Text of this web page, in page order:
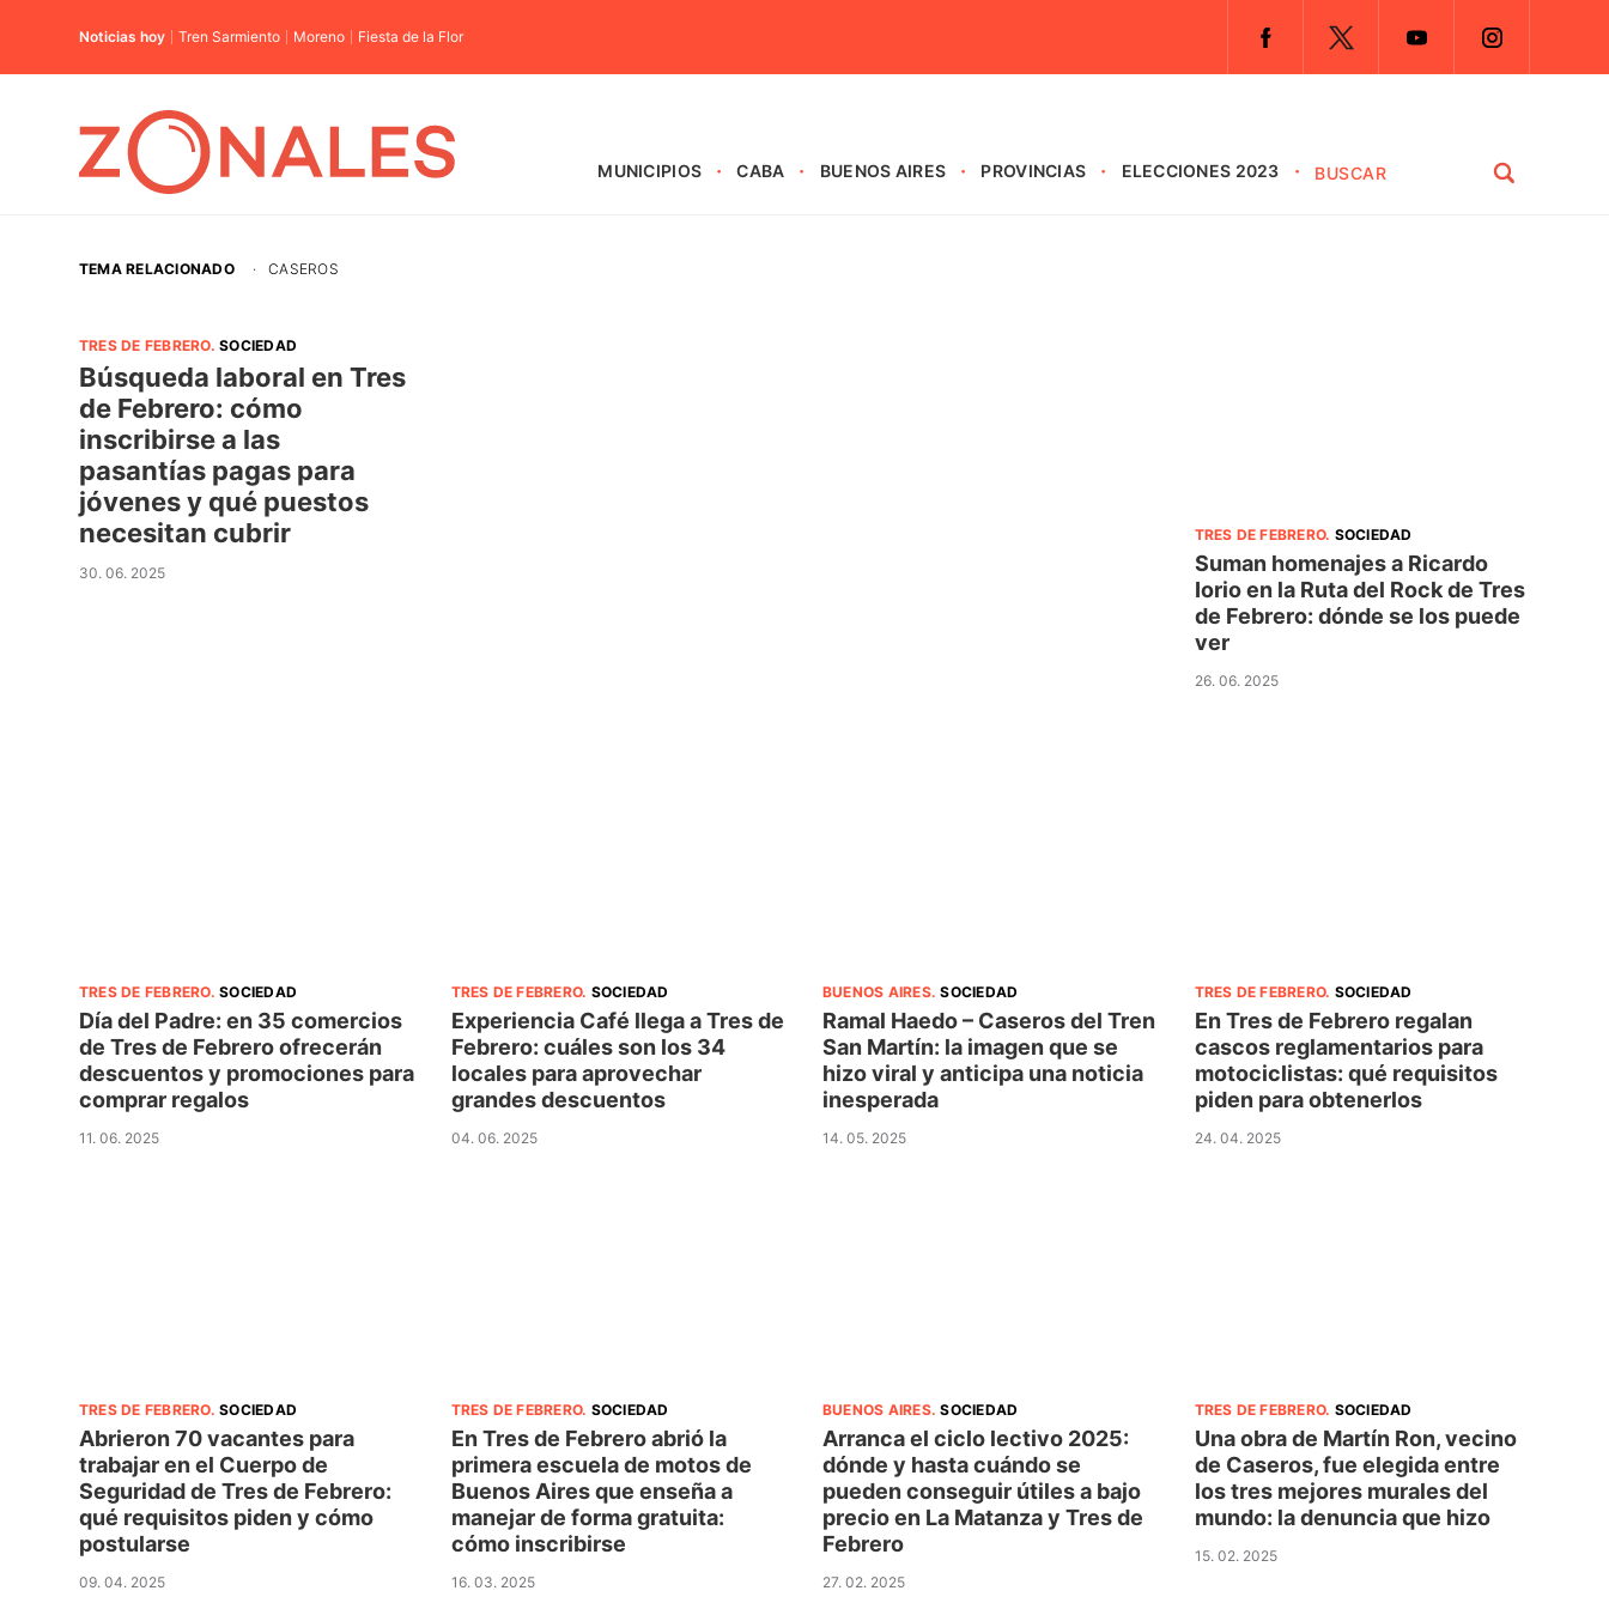
Noticias hoy Tren Sarmiento Moreno Fiesta de la Flor
MUNICIPIOS CABA BUENOS AIRES PROVINCIAS ELECCIONES 2023
TEMA RELACIONADO · CASEROS
TRES DE FEBRERO.SOCIEDAD
Búsqueda laboral en Tres
de Febrero: cómo
inscribirse a las
pasantías pagas para
jóvenes y qué puestos
necesitan cubrir
30. 06. 2025
TRES DE FEBRERO. SOCIEDAD
Suman homenajes a Ricardo
Iorio en la Ruta del Rock de Tres
de Febrero: dónde se los puede
ver
26. 06. 2025
TRES DE FEBRERO.SOCIEDAD
Día del Padre: en 35 comercios
de Tres de Febrero ofrecerán
descuentos y promociones para
comprar regalos
11. 06. 2025
TRES DE FEBRERO. SOCIEDAD
Experiencia Café llega a Tres de
Febrero: cuáles son los 34
locales para aprovechar
grandes descuentos
04. 06. 2025
BUENOS AIRES.SOCIEDAD
Ramal Haedo – Caseros del Tren
San Martín: la imagen que se
hizo viral y anticipa una noticia
inesperada
14. 05. 2025
TRES DE FEBRERO. SOCIEDAD
En Tres de Febrero regalan
cascos reglamentarios para
motociclistas: qué requisitos
piden para obtenerlos
24. 04. 2025
TRES DE FEBRERO.SOCIEDAD
Abrieron 70 vacantes para
trabajar en el Cuerpo de
Seguridad de Tres de Febrero:
qué requisitos piden y cómo
postularse
09. 04. 2025
TRES DE FEBRERO. SOCIEDAD
En Tres de Febrero abrió la
primera escuela de motos de
Buenos Aires que enseña a
manejar de forma gratuita:
cómo inscribirse
16. 03. 2025
BUENOS AIRES.SOCIEDAD
Arranca el ciclo lectivo 2025:
dónde y hasta cuándo se
pueden conseguir útiles a bajo
precio en La Matanza y Tres de
Febrero
27. 02. 2025
TRES DE FEBRERO. SOCIEDAD
Una obra de Martín Ron, vecino
de Caseros, fue elegida entre
los tres mejores murales del
mundo: la denuncia que hizo
15. 02. 2025